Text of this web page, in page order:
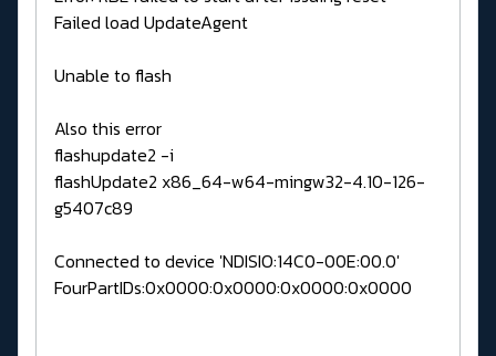
Failed load UpdateAgent
Unable to flash
Also this error
flashupdate2 -i
flashUpdate2 x86_64-w64-mingw32-4.10-126-
g5407c89
Connected to device 'NDISIO:14C0-00E:00.0'
FourPartIDs:0x0000:0x0000:0x0000:0x0000